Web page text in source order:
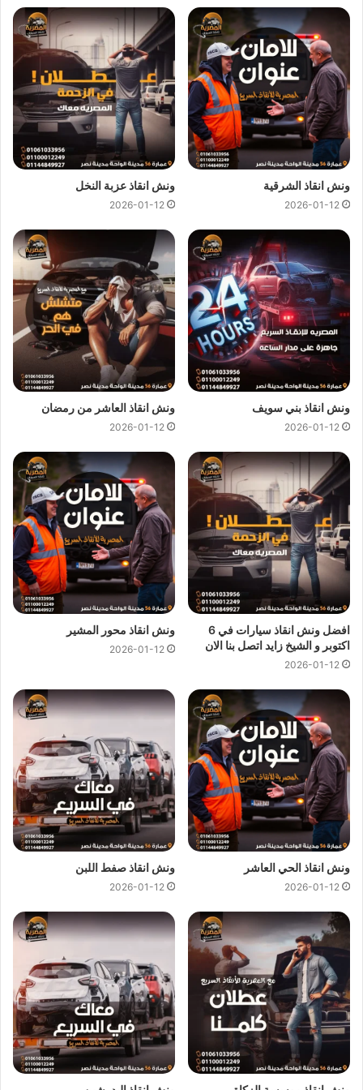
كل هذا باقل سعر كما نقدم عروض وخصومات تصل الي خصم 50%
علي جميع خدماتانقاذ السيارات
ونش انقاذ المصريةلدينا دائماونش انقاذ في 6 اكتوبر
لسحب و انقاذ
سيارتك ونقلك الي اقرب مركز صيانة او توكيل سيارات ، اتصل بنا
الان ولا تترددونش انقاذ المصرية هو ارخص ونش انقاذ في 6 اكتوبر
اتصل بنا علي
رقم ونش انقاذ 6 اكتوبر 01144849927
01017439322او01094833093ليصلكونش انقاذ سيارات
سريع و مجهز بأحدث المعدات واحدث وسائل الامان والراحة.
ونش انقاذ سيارات ب6 اكتوبر
من اهم اسباب نجاحونش المصرية لانقاذ السياراتهى خبرتنا
الكبيرة فيانقاذ السياراتونقل السياراتفنحن نمتلك اسطول
كبير من اوناش انقاذ السيارات لكي نستطيع تقديم خدمات انقاذ
السيارات بجودة عالية و اقل سعر لكي نصبح
افضل ونش انقاذ في 6
اكتوبروارخص ونش انقاذ في 6 اكتوبر و جميع المحافظات.
اسعارونش انقاذ المصريةتعتبر رمزية لاننا نمتلك دائماونش انقاذ
في 6 اكتوبر
دائما و اوناشنا قريبة منك و نقدم خدماتنا باعلي جودة و
طريق GPS لنجعلك دائما في امان تام علي الطريق.
ونش انقاذ 6 اكتوبر منونش المصرية لانقاذ السياراتلقد وفرنا
عليك عناء البحث عنونش انقاذ في 6 اكتوبر
حيث اننا نوفر لك
خدماتانقاذ السيارات في 6 اكتوبر من خلالاوناش انقاذ سيارات
حديثة و مجهزة و مراقبة بـ GPS
لتساعدك فينقل سيارات الي
اقرب توكيل او اي وجهة اخري تريد نقل السيارة اليها.
ارخص ونش انقاذ ، اسرع ونش انقاذ ، افضل ونش انقاذ ، اقرب ونش انقاذ ،
انقاذ السيارات ، انقاذ سيارات ، اوناش انقاذ السيارات ، تليفون ونش انقاذ ،
رقم ونش ، رقم ونش أنقاذ ، رقم ونش انقاذ ، ريكفري ، سحب سيارات ، سطحة
، سطحة سيارات ، نجدة طريق ، نقل سيارات ، ونش ، ونش امان ، ونش انقاذ
سريع ، ونش انقاذ قريب ، ونش سيارات ، ونش سيارة ، ونش طريق ، ونش
عربيات ، ونش نجدة ، ونش المصرية
ونش انقاذ الشرقية
2026-01-12
ونش انقاذ عزبة النخل
2026-01-12
ونش انقاذ بني سويف
2026-01-12
ونش انقاذ العاشر من رمضان
2026-01-12
افضل ونش انقاذ سيارات في 6
اكتوبر و الشيخ زايد اتصل بنا الان
2026-01-12
ونش انقاذ محور المشير
2026-01-12
ونش انقاذ الحي العاشر
2026-01-12
ونش انقاذ صفط اللبن
2026-01-12